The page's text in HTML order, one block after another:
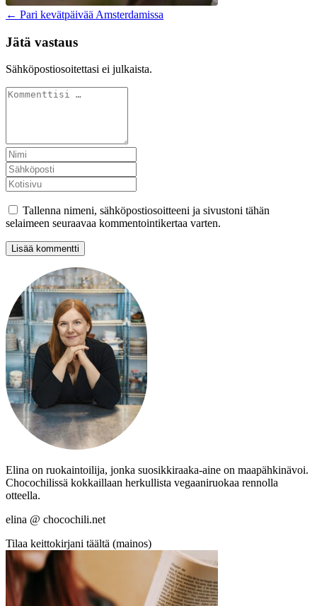
← Pari kevätpäivää Amsterdamissa
Jätä vastaus
Sähköpostiosoitettasi ei julkaista.
Tallenna nimeni, sähköpostiosoitteeni ja sivustoni tähän
selaimeen seuraavaa kommentointikertaa varten.
Elina on ruokaintoilija, jonka suosikkiraaka-aine on maapähkinävoi.
Chocochilissä kokkaillaan herkullista vegaaniruokaa rennolla
otteella.
elina @ chocochili.net
Tilaa keittokirjani täältä (mainos)